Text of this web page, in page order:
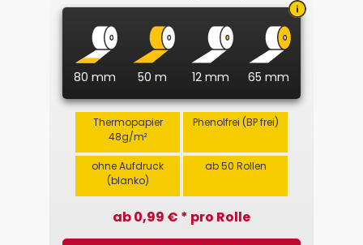
80 mm 50 m 12 mm 65 mm
Thermopapier
48g/m²
Phenolfrei (BP frei)
ohne Aufdruck
(blanko)
ab 50 Rollen
ab 0,99 € * pro Rolle